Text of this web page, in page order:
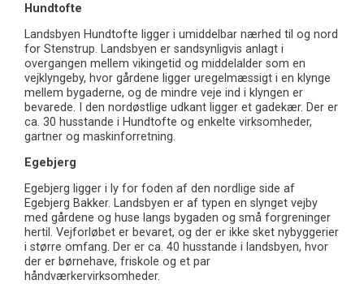
Hundtofte
Landsbyen Hundtofte ligger i umiddelbar nærhed til og nord
for Stenstrup. Landsbyen er sandsynligvis anlagt i
overgangen mellem vikingetid og middelalder som en
vejklyngeby, hvor gårdene ligger uregelmæssigt i en klynge
mellem bygaderne, og de mindre veje ind i klyngen er
bevarede. I den nordøstlige udkant ligger et gadekær. Der er
ca. 30 husstande i Hundtofte og enkelte virksomheder,
gartner og maskinforretning.
Egebjerg
Egebjerg ligger i ly for foden af den nordlige side af
Egebjerg Bakker. Landsbyen er af typen en slynget vejby
med gårdene og huse langs bygaden og små forgreninger
hertil. Vejforløbet er bevaret, og der er ikke sket nybyggerier
i større omfang. Der er ca. 40 husstande i landsbyen, hvor
der er børnehave, friskole og et par
håndværkervirksomheder.